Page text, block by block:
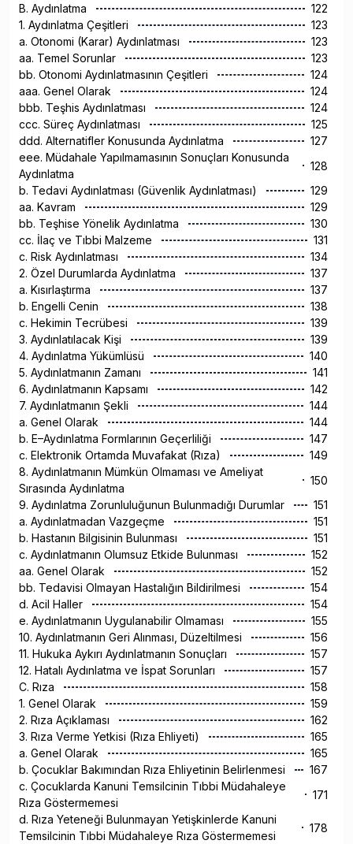
B. Aydınlatma
122
1. Aydınlatma Çeşitleri
123
a. Otonomi (Karar) Aydınlatması
123
aa. Temel Sorunlar
123
bb. Otonomi Aydınlatmasının Çeşitleri
124
aaa. Genel Olarak
124
bbb. Teşhis Aydınlatması
124
ccc. Süreç Aydınlatması
125
ddd. Alternatifler Konusunda Aydınlatma
127
eee. Müdahale Yapılmamasının Sonuçları Konusunda
Aydınlatma
128
b. Tedavi Aydınlatması (Güvenlik Aydınlatması)
129
aa. Kavram
129
bb. Teşhise Yönelik Aydınlatma
130
cc. İlaç ve Tıbbi Malzeme
131
c. Risk Aydınlatması
134
2. Özel Durumlarda Aydınlatma
137
a. Kısırlaştırma
137
b. Engelli Cenin
138
c. Hekimin Tecrübesi
139
3. Aydınlatılacak Kişi
139
4. Aydınlatma Yükümlüsü
140
5. Aydınlatmanın Zamanı
141
6. Aydınlatmanın Kapsamı
142
7. Aydınlatmanın Şekli
144
a. Genel Olarak
144
b. E–Aydınlatma Formlarının Geçerliliği
147
c. Elektronik Ortamda Muvafakat (Rıza)
149
8. Aydınlatmanın Mümkün Olmaması ve Ameliyat
Sırasında Aydınlatma
150
9. Aydınlatma Zorunluluğunun Bulunmadığı Durumlar
151
a. Aydınlatmadan Vazgeçme
151
b. Hastanın Bilgisinin Bulunması
151
c. Aydınlatmanın Olumsuz Etkide Bulunması
152
aa. Genel Olarak
152
bb. Tedavisi Olmayan Hastalığın Bildirilmesi
154
d. Acil Haller
154
e. Aydınlatmanın Uygulanabilir Olmaması
155
10. Aydınlatmanın Geri Alınması, Düzeltilmesi
156
11. Hukuka Aykırı Aydınlatmanın Sonuçları
157
12. Hatalı Aydınlatma ve İspat Sorunları
157
C. Rıza
158
1. Genel Olarak
159
2. Rıza Açıklaması
162
3. Rıza Verme Yetkisi (Rıza Ehliyeti)
165
a. Genel Olarak
165
b. Çocuklar Bakımından Rıza Ehliyetinin Belirlenmesi
167
c. Çocuklarda Kanuni Temsilcinin Tıbbi Müdahaleye
Rıza Göstermemesi
171
d. Rıza Yeteneği Bulunmayan Yetişkinlerde Kanuni
Temsilcinin Tıbbi Müdahaleye Rıza Göstermemesi
178